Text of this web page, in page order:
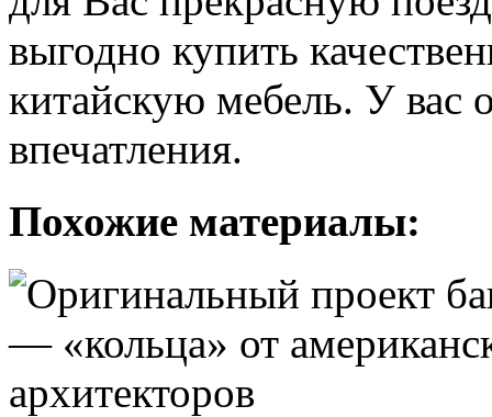
выгодно купить
китайскую мебель. У вас
впечатления.
Похожие материалы: